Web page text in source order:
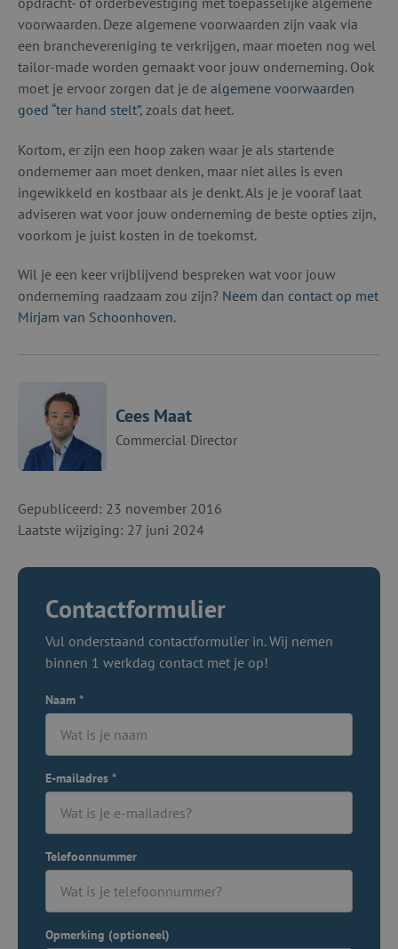
voorwaarden. Deze algemene voorwaarden zijn vaak via
een branchevereniging te verkrijgen, maar moeten nog wel
tailor-made worden gemaakt voor jouw onderneming. Ook
moet je ervoor zorgen dat je de algemene voorwaarden
goed “ter hand stelt”, zoals dat heet.
Kortom, er zijn een hoop zaken waar je als startende
ondernemer aan moet denken, maar niet alles is even
ingewikkeld en kostbaar als je denkt. Als je je vooraf laat
adviseren wat voor jouw onderneming de beste opties zijn,
voorkom je juist kosten in de toekomst.
Wil je een keer vrijblijvend bespreken wat voor jouw
onderneming raadzaam zou zijn? Neem dan contact op met
Mirjam van Schoonhoven.
Cees Maat
Commercial Director
Gepubliceerd: 23 november 2016
Laatste wijziging: 27 juni 2024
Contactformulier
Vul onderstaand contactformulier in. Wij nemen
binnen 1 werkdag contact met je op!
Naam *
E-mailadres *
Telefoonnummer
Opmerking (optioneel)